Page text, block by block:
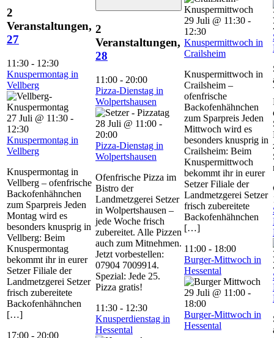
2
Veranstaltungen,
27
11:30 - 12:30
Knuspermontag in
Vellberg
27 Juli @ 11:30 -
12:30
Knuspermontag in
Vellberg
Knuspermontag in
Vellberg – ofenfrische
Backofenhähnchen
zum Sparpreis Jeden
Montag wird es
besonders knusprig in
Vellberg: Beim
Knuspermontag
bekommt ihr in eurer
Setzer Filiale der
Landmetzgerei Setzer
frisch zubereitete
Backofenhähnchen
[…]
17:00 - 20:00
2
Veranstaltungen,
28
11:00 - 20:00
Pizza-Dienstag in
Wolpertshausen
28 Juli @ 11:00 -
20:00
Pizza-Dienstag in
Wolpertshausen
Ofenfrische Pizza im
Bistro der
Landmetzgerei Setzer
in Wolpertshausen –
jede Woche frisch
zubereitet. Alle Pizzen
auch zum Mitnehmen.
Jetzt vorbestellen:
07904 7009914.
Spezial: Jede 25.
Pizza gratis!
11:30 - 12:30
Knusperdienstag in
Hessental
29 Juli @ 11:30 -
12:30
Knuspermittwoch in
Crailsheim
Knuspermittwoch in
Crailsheim –
ofenfrische
Backofenhähnchen
zum Sparpreis Jeden
Mittwoch wird es
besonders knusprig in
Crailsheim: Beim
Knuspermittwoch
bekommt ihr in eurer
Setzer Filiale der
Landmetzgerei Setzer
frisch zubereitete
Backofenhähnchen
[…]
11:00 - 18:00
Burger-Mittwoch in
Hessental
29 Juli @ 11:00 -
18:00
Burger-Mittwoch in
Hessental